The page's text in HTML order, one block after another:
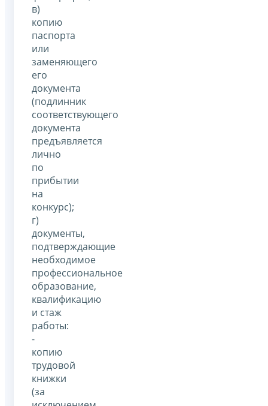
в)
копию
паспорта
или
заменяющего
его
документа
(подлинник
соответствующего
документа
предъявляется
лично
по
прибытии
на
конкурс);
г)
документы,
подтверждающие
необходимое
профессиональное
образование,
квалификацию
и стаж
работы:
-
копию
трудовой
книжки
(за